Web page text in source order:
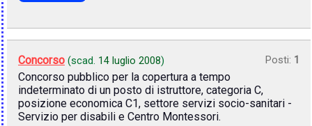
Concorso (scad. 14 luglio 2008) Posti: 1
Concorso pubblico per la copertura a tempo
indeterminato di un posto di istruttore, categoria C,
posizione economica C1, settore servizi socio-sanitari -
Servizio per disabili e Centro Montessori.